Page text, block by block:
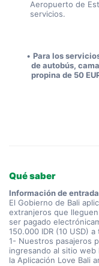
Aeropuerto de
servicios.
Para los
de autobús,
propina de 50
Qué saber
Información de
El Gobierno de Bali
extranjeros que
ser pagado
150.000 IDR (10 USD)
1- Nuestros pasajeros
ingresando al sitio
la Aplicación Love Bali